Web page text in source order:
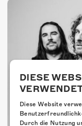
DIESE
Diese Website
Durch die Nutzung